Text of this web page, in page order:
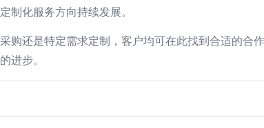
制化服务方向持续发展。
购还是特定需求定制，客户均可在此找到合适的合
进步。